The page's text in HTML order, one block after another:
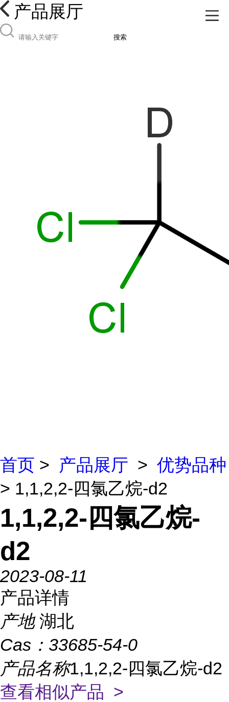
产品展厅
搜索
首页 > 产品展厅 > 优势品种
> 1,1,2,2-四氯乙烷-d2
1,1,2,2-四氯乙烷-
d2
2023-08-11
产品详情
产地 湖北
Cas： 33685-54-0
产品名称1,1,2,2-四氯乙烷-d2
查看相似产品 >